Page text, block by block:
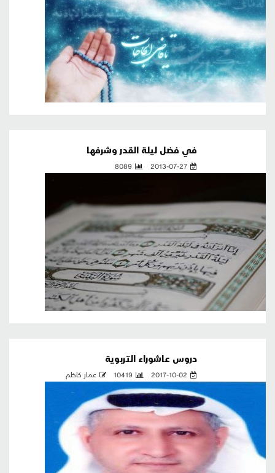
في فضل ليلة القدر وشرفها
2013-07-27
8089
دروس عاشوراء التربوية
2017-10-02
10419 عمار كاظم